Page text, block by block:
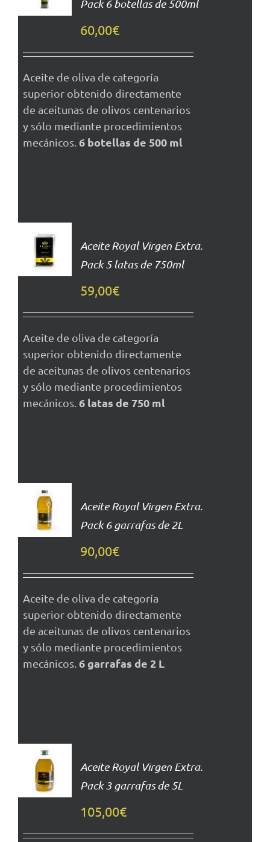
Pack 6 botellas de 500ml
60,00€
Aceite de oliva de categoría
superior obtenido directamente
de aceitunas de olivos centenarios
y sólo mediante procedimientos
mecánicos. 6 botellas de 500 ml
AÑADIR
AL
CARRITOAceite Royal Virgen Extra.
Pack 5 latas de 750ml
59,00€
Aceite de oliva de categoría
superior obtenido directamente
de aceitunas de olivos centenarios
y sólo mediante procedimientos
mecánicos. 6 latas de 750 ml
AÑADIR
AL
CARRITOAceite Royal Virgen Extra.
Pack 6 garrafas de 2L
90,00€
Aceite de oliva de categoría
superior obtenido directamente
de aceitunas de olivos centenarios
y sólo mediante procedimientos
mecánicos. 6 garrafas de 2 L
AÑADIR
AL
CARRITOAceite Royal Virgen Extra.
Pack 3 garrafas de 5L
105,00€